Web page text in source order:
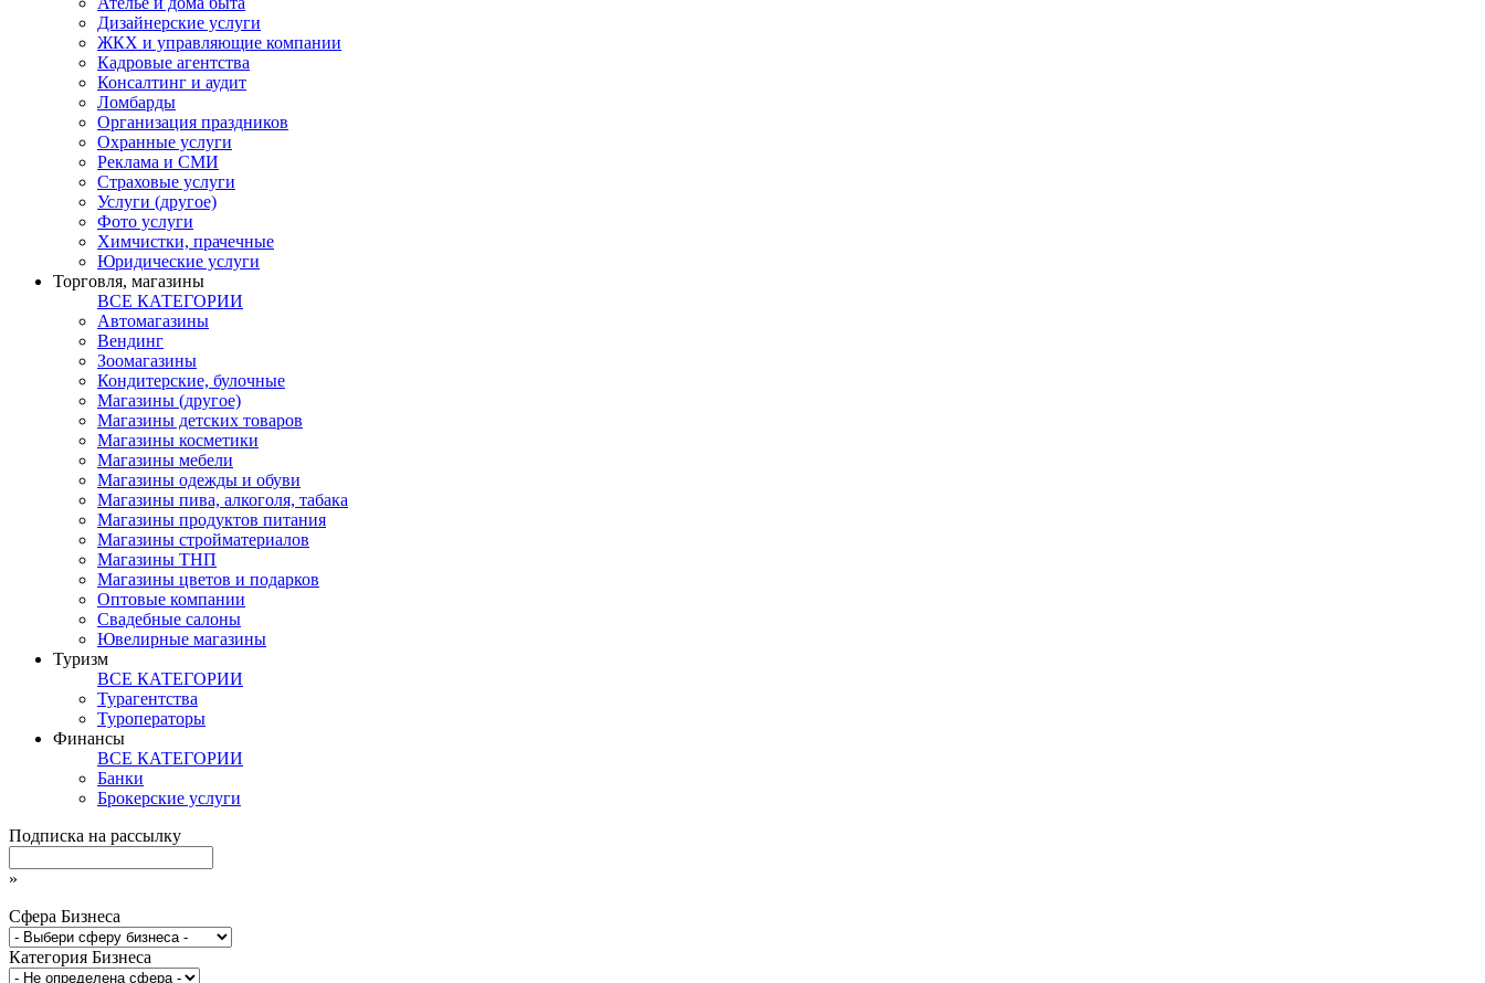
Дизайнерские услуги
ЖКХ и управляющие компании
Кадровые агентства
Консалтинг и аудит
Ломбарды
Организация праздников
Охранные услуги
Реклама и СМИ
Страховые услуги
Услуги (другое)
Фото услуги
Химчистки, прачечные
Юридические услуги
Торговля, магазины
ВСЕ КАТЕГОРИИ
Автомагазины
Вендинг
Зоомагазины
Кондитерские, булочные
Магазины (другое)
Магазины детских товаров
Магазины косметики
Магазины мебели
Магазины одежды и обуви
Магазины пива, алкоголя, табака
Магазины продуктов питания
Магазины стройматериалов
Магазины ТНП
Магазины цветов и подарков
Оптовые компании
Свадебные салоны
Ювелирные магазины
Туризм
ВСЕ КАТЕГОРИИ
Турагентства
Туроператоры
Финансы
ВСЕ КАТЕГОРИИ
Банки
Брокерские услуги
Подписка на рассылку
»
Сфера Бизнеса
Категория Бизнеса